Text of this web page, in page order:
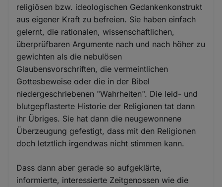
religiösen bzw. ideologischen Gedankenkonstrukt
aus eigener Kraft zu befreien. Sie haben einfach
gelernt, die rationalen, wissenschaftlichen,
überprüfbaren Argumente nach und nach höher zu
gewichten als die nebulösen
Glaubensvorschriften, die vermeintlichen
Gottesbeweise oder die in der Bibel
niedergeschriebenen "Wahrheiten". Die leid- und
blutgepflasterte Historie der Religionen tat dann
ihr Übriges. Sie hat dann die neugewonnene
Überzeugung gefestigt, dass mit den Religionen
doch letztlich irgendwas nicht stimmen kann.
Dass dann aber gerade so aufgeklärte,
informierte, interessierte Zeitgenossen wie die